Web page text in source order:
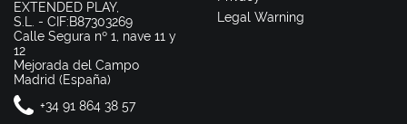
EXTENDED PLAY,
S.L. - CIF:B87303269
Calle Segura nº 1, nave 11 y
12
Mejorada del Campo
Madrid (España)
+34 91 864 38 57
Legal Warning